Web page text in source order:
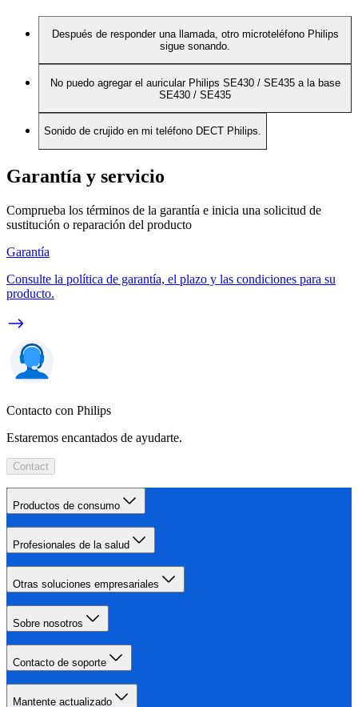
Después de responder una llamada, otro microteléfono Philips
sigue sonando.
No puedo agregar el auricular Philips SE430 / SE435 a la base
SE430 / SE435
Sonido de crujido en mi teléfono DECT Philips.
Garantía y servicio
Comprueba los términos de la garantía e inicia una solicitud de
sustitución o reparación del producto
Garantía
Consulte la política de garantía, el plazo y las condiciones para su
producto.
Contacto con Philips
Estaremos encantados de ayudarte.
Contact
Productos de consumo
Profesionales de la salud
Otras soluciones empresariales
Sobre nosotros
Contacto de soporte
Mantente actualizado